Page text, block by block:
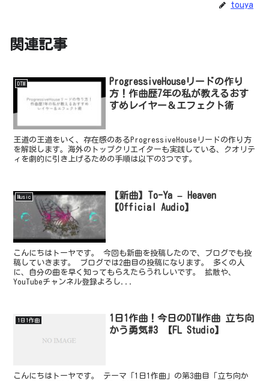
touya
関連記事
DTM
ProgressiveHouseリードの作り
方！作曲歴7年の私が教えるおす
すめレイヤー＆エフェクト術
王道の王道をいく、存在感のあるProgressiveHouseリードの作り方
を解説します。海外のトップクリエイターも実践している、クオリテ
ィを劇的に引き上げるための手順は以下の3つです。
Music
【新曲】To-Ya – Heaven
【Official Audio】
こんにちはトーヤです。 今回も新曲を投稿したので、ブログでも投
稿していきます。 ブログでは2曲目の投稿になります。 多くの人
に、自分の曲を早く知ってもらえたらうれしいです。 拡散や、
YouTubeチャンネル登録よろし...
1日1作曲
1日1作曲！今日のDTM作曲 立ち向
かう勇気#3 【FL Studio】
こんにちはトーヤです。 テーマ「1日1作曲」の第3曲目「立ち向か